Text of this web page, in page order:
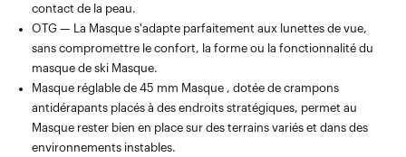
contact de la peau.
OTG — La Masque s'adapte parfaitement aux lunettes de vue,
sans compromettre le confort, la forme ou la fonctionnalité du
masque de ski Masque.
Masque réglable de 45 mm Masque , dotée de crampons
antidérapants placés à des endroits stratégiques, permet au
Masque rester bien en place sur des terrains variés et dans des
environnements instables.